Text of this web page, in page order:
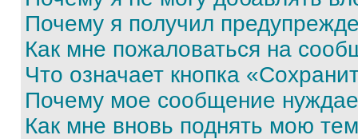
Почему я получил
Как мне пожаловаться на
Что означает кнопка
Почему мое сообщение
Как мне вновь поднять мою